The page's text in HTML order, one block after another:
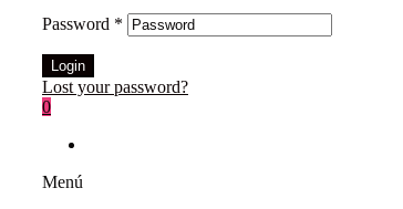
Password *
Login
Lost your password?
0
Menú